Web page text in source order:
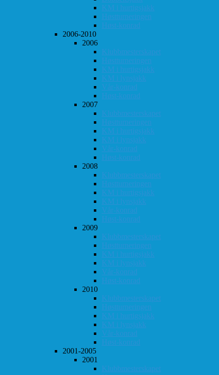
KM i hurtigsjakk
Høstturneringen
Høst-konrad
2006-2010
2006
Klubbmesterskapet
Høstturneringen
KM i hurtigsjakk
KM i lynsjakk
Vår-konrad
Høst-konrad
2007
Klubbmesterskapet
Høstturneringen
KM i hurtigsjakk
KM i lynsjakk
Vår-konrad
Høst-konrad
2008
Klubbmesterskapet
Høstturneringen
KM i hurtigsjakk
KM i lynsjakk
Vår-konrad
Høst-konrad
2009
Klubbmesterskapet
Høstturneringen
KM i hurtigsjakk
KM i lynsjakk
Vår-konrad
Høst-konrad
2010
Klubbmesterskapet
Høstturneringen
KM i hurtigsjakk
KM i lynsjakk
Vår-konrad
Høst-konrad
2001-2005
2001
Klubbmesterskapet